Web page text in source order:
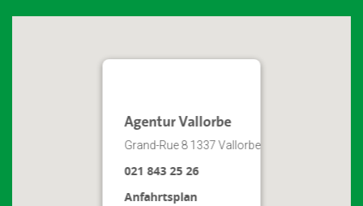
Agentur Vallorbe
Grand-Rue 8 1337 Vallorbe
021 843 25 26
Anfahrtsplan